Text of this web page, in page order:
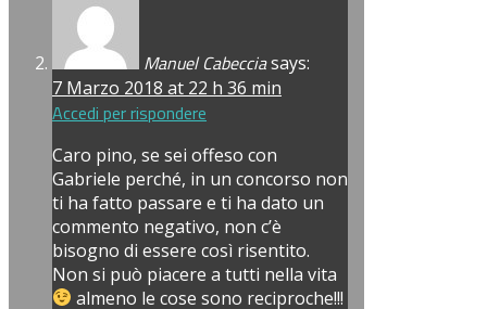
Manuel Cabecciasays:
7 Marzo 2018 at 22 h 36 min
Accedi per rispondere
Caro pino, se sei offeso con
Gabriele perché, in un concorso non
ti ha fatto passare e ti ha dato un
commento negativo, non c’è
bisogno di essere così risentito.
Non si può piacere a tutti nella vita
almeno le cose sono reciproche!!!